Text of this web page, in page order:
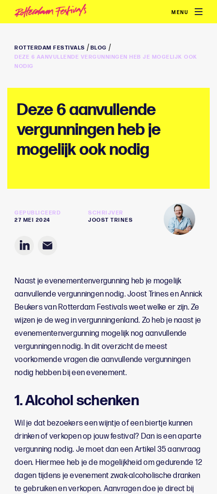
MENU
ROTTERDAM FESTIVALS / BLOG /
DEZE 6 AANVULLENDE VERGUNNINGEN HEB JE MOGELIJK OOK
NODIG
Deze 6 aanvullende
vergunningen heb je
mogelijk ook nodig
GEPUBLICEERD
27 MEI 2024
SCHRIJVER
JOOST TRINES
Naast je evenementenvergunning heb je mogelijk
aanvullende vergunningen nodig. Joost Trines en Annick
Beukers van Rotterdam Festivals weet welke er zijn. Ze
wijzen je de weg in vergunningenland. Zo heb je naast je
evenementenvergunning mogelijk nog aanvullende
vergunningen nodig. In dit overzicht de meest
voorkomende vragen die aanvullende vergunningen
nodig hebben bij een evenement.
1. Alcohol schenken
Wil je dat bezoekers een wijntje of een biertje kunnen
drinken of verkopen op jouw festival? Dan is een aparte
vergunning nodig. Je moet dan een Artikel 35 aanvraag
doen. Hiermee heb je de mogelijkheid om gedurende 12
dagen tijdens je evenement zwak-alcoholische dranken
te gebruiken en verkopen. Aanvragen doe je direct bij